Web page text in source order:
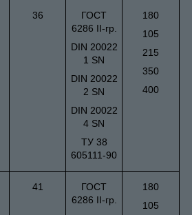
36
ГОСТ
6286 II-гр.
DIN 20022
1 SN
DIN 20022
2 SN
DIN 20022
4 SN
ТУ 38
605111-90
180
105
215
350
400
41
ГОСТ
6286 II-гр.
180
105